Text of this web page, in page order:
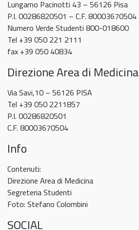
Lungarno Pacinotti 43 – 56126 Pisa
P.I. 00286820501 – C.F. 80003670504
Numero Verde Studenti 800-018600
Tel +39 050 221 2111
fax +39 050 40834
Direzione Area di Medicina
Via Savi,10 – 56126 PISA
Tel +39 050 2211857
P.I. 00286820501
C.F. 80003670504
Info
Contenuti:
Direzione Area di Medicina
Segreteria Studenti
Foto: Stefano Colombini
SOCIAL